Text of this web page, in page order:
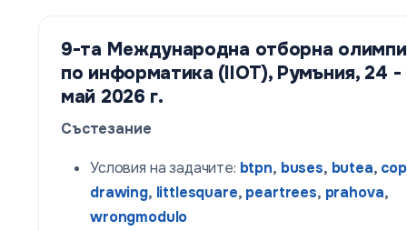
9-та Международна отборна
по информатика (IIOT), Румъния, 24 -
май 2026 г.
Състезание
Условия на задачите: btpn, buses, butea,
drawing, littlesquare, peartrees, prahova,
wrongmodulo